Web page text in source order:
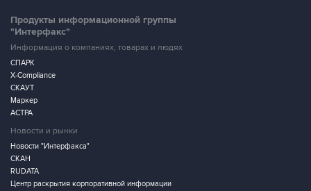
Продукты информационной группы
"Интерфакс"
Информация о компаниях, товарах и людях
СПАРК
X-Compliance
СКАУТ
Маркер
АСТРА
Новости и рынки
Новости "Интерфакса"
СКАН
RUDATA
Центр раскрытия корпоративной информации